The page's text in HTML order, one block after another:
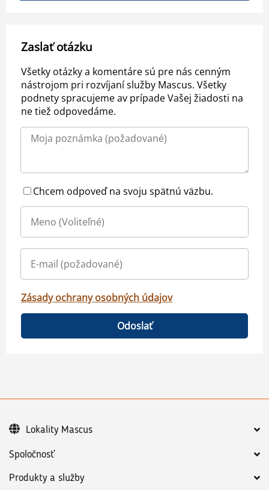
Zaslať otázku
Všetky otázky a komentáre sú pre nás cenným
nástrojom pri rozvíjaní služby Mascus. Všetky
podnety spracujeme av prípade Vašej žiadosti na
ne tiež odpovedáme.
Chcem odpoveď na svoju spätnú väzbu.
Zásady ochrany osobných údajov
Odoslať
Spoločnosť
Produkty a služby
Lokality Mascus